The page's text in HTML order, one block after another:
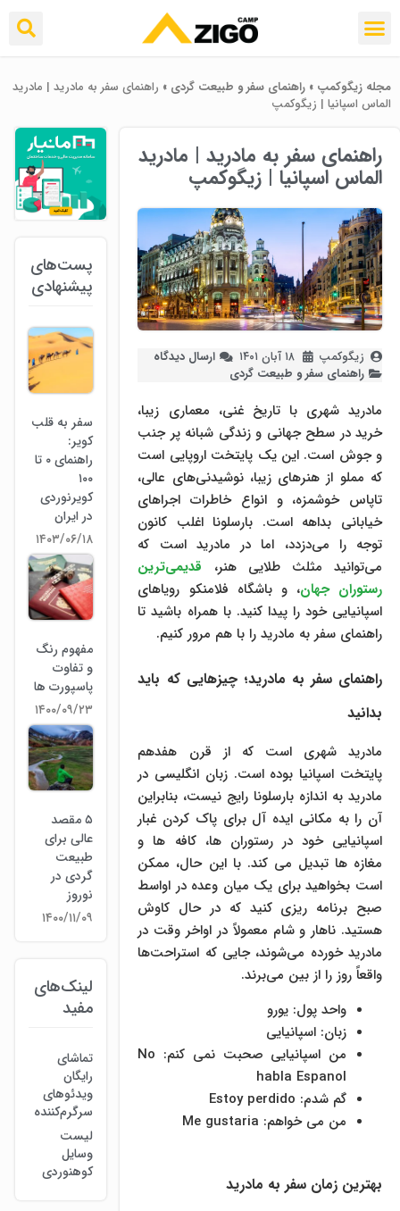
مجله زیگوکمپ » راهنمای سفر و طبیعت گردی » راهنمای سفر به مادرید | مادرید
الماس اسپانیا | زیگوکمپ
راهنمای سفر به مادرید | مادرید
الماس اسپانیا | زیگوکمپ
زیگوکمپ ۱۸ آبان ۱۴۰۱
ارسال دیدگاه
راهنمای سفر و طبیعت گردی
مادرید شهری با تاریخ غنی، معماری زیبا،
خرید در سطح جهانی و زندگی شبانه پر جنب
و جوش است. این یک پایتخت اروپایی است
که مملو از هنرهای زیبا، نوشیدنی‌های عالی،
تاپاس خوشمزه، و انواع خاطرات اجراهای
خیابانی بداهه است. بارسلونا اغلب کانون
توجه را می‌دزدد، اما در مادرید است که
می‌توانید مثلث طلایی هنر، قدیمی‌ترین
رستوران جهان، و باشگاه فلامنکو رویاهای
اسپانیایی خود را پیدا کنید. با همراه باشید تا
راهنمای سفر به مادرید را با هم مرور کنیم.
راهنمای سفر به مادرید؛ چیزهایی که باید
بدانید
مادرید شهری است که از قرن هفدهم
پایتخت اسپانیا بوده است. زبان انگلیسی در
مادرید به اندازه بارسلونا رایج نیست، بنابراین
آن را به مکانی ایده آل برای پاک کردن غبار
اسپانیایی خود در رستوران ها، کافه ها و
مغازه ها تبدیل می کند. با این حال، ممکن
است بخواهید برای یک میان وعده در اواسط
صبح برنامه ریزی کنید که در حال کاوش
هستید. ناهار و شام معمولاً در اواخر وقت در
مادرید خورده می‌شوند، جایی که استراحت‌ها
واقعاً روز را از بین می‌برند.
واحد پول: یورو
زبان: اسپانیایی
من اسپانیایی صحبت نمی کنم: No
habla Espanol
گم شدم: Estoy perdido
من می خواهم: Me gustaria
بهترین زمان سفر به مادرید
پست‌های
پیشنهادی
سفر به قلب
کویر:
راهنمای ۰ تا
۱۰۰
کویرنوردی
در ایران
۱۴۰۳/۰۶/۱۸
مفهوم رنگ
و تفاوت
پاسپورت ها
۱۴۰۰/۰۹/۲۳
۵ مقصد
عالی برای
طبیعت
گردی در
نوروز
۱۴۰۰/۱۱/۰۹
لینک‌های
مفید
تماشای
رایگان
ویدئوهای
سرگرم‌کننده
لیست
وسایل
کوهنوردی